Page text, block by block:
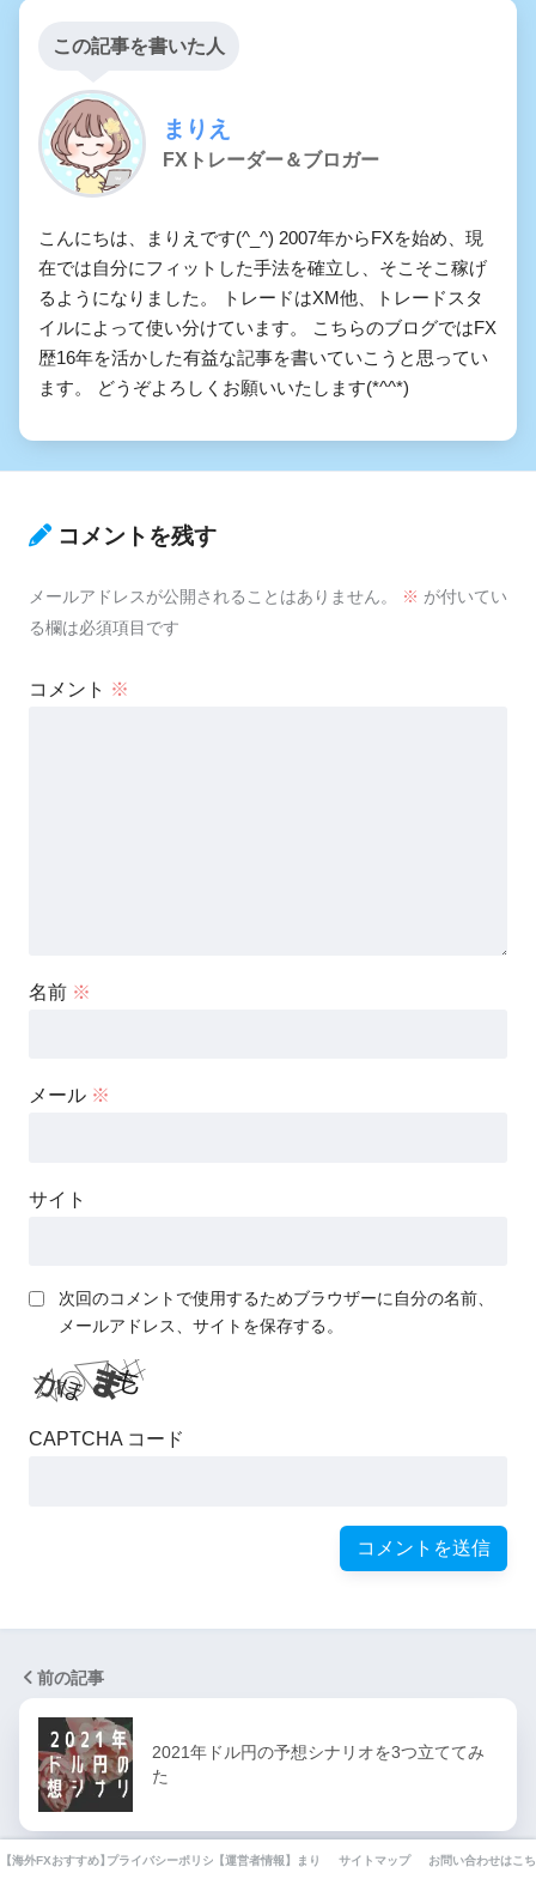
この記事を書いた人
まりえ
FXトレーダー＆ブロガー
こんにちは、まりえです(^_^) 2007年からFXを始め、現
在では自分にフィットした手法を確立し、そこそこ稼げ
るようになりました。 トレードはXM他、トレードスタ
イルによって使い分けています。 こちらのブログではFX
歴16年を活かした有益な記事を書いていこうと思ってい
ます。 どうぞよろしくお願いいたします(*^^*)
コメントを残す
メールアドレスが公開されることはありません。 ※ が付いてい
る欄は必須項目です
コメント ※
名前 ※
メール ※
サイト
次回のコメントで使用するためブラウザーに自分の名前、
メールアドレス、サイトを保存する。
CAPTCHA コード
前の記事
2021年ドル円の予想シナリオを3つ立ててみ
た
【海外FXおすすめ】厳選10業者業者を徹底比較してみました。
プライバシーポリシー・利用規約・免責事項
【運営者情報】まりえの自己紹介とFXとの出会いと現在ま
サイトマップ お問い合わせはこ